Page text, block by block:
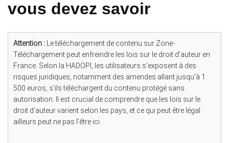
vous devez savoir
Attention : Le téléchargement de contenu sur Zone-
Téléchargement peut enfreindre les lois sur le droit d’auteur en
France. Selon la HADOPI, les utilisateurs s’exposent à des
risques juridiques, notamment des amendes allant jusqu’à 1
500 euros, s’ils téléchargent du contenu protégé sans
autorisation. Il est crucial de comprendre que les lois sur le
droit d’auteur varient selon les pays, et ce qui peut être légal
ailleurs peut ne pas l’être ici.